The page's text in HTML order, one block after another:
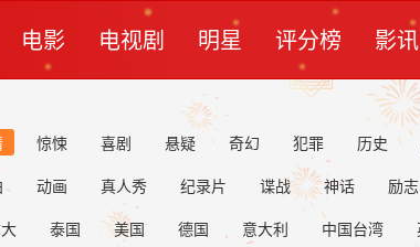
电影 电视剧 明星 评分榜 影讯
惊悚 喜剧 悬疑 奇幻 犯罪 历史
动画 真人秀 纪录片 谍战 神话 励志
泰国 美国 德国 意大利 中国台湾